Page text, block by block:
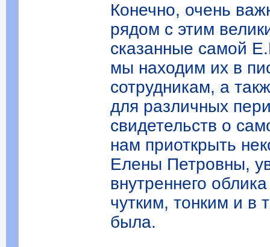
Конечно, очень
рядом с этим
сказанные самой
мы находим их в
сотрудникам, а
для различных
свидетельств о
нам приоткрыть
Елены Петровны,
внутреннего
чутким, тонким и в
была.